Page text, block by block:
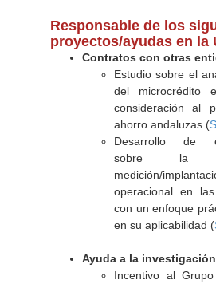
Responsable de los
proyectos/ayudas en la
Contratos con otras
Estudio sobre el
del microcrédito
consideración al
ahorro andaluzas (
Desarrollo de
sobre la
medición/
operacional en
con un enfoque
en su aplicabilidad (
Ayuda a la
Incentivo al